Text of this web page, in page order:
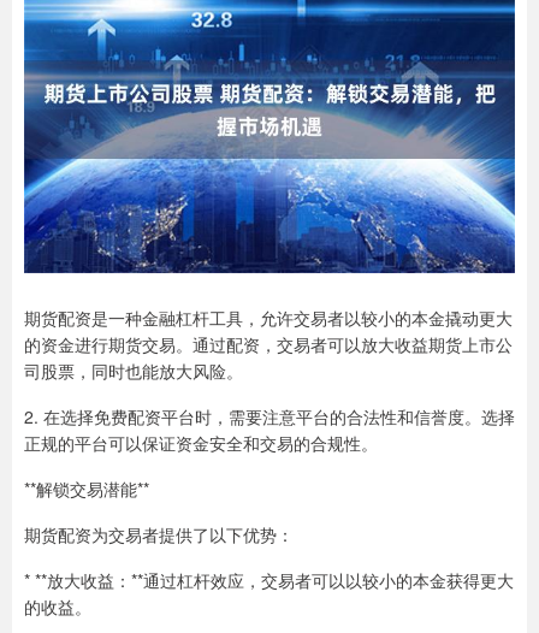
期货配资是一种金融杠杆工具，允许交易者以较小的本金撬动更大
的资金进行期货交易。通过配资，交易者可以放大收益期货上市公
司股票，同时也能放大风险。
2. 在选择免费配资平台时，需要注意平台的合法性和信誉度。选择
正规的平台可以保证资金安全和交易的合规性。
**解锁交易潜能**
期货配资为交易者提供了以下优势：
* **放大收益：**通过杠杆效应，交易者可以以较小的本金获得更大
的收益。